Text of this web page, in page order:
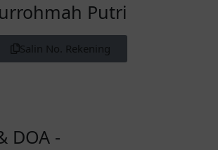
Putri
Salin No. Rekening
DOA -